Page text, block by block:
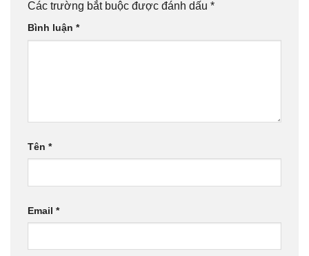
Các trường bắt buộc được đánh dấu *
Bình luận *
Tên *
Email *